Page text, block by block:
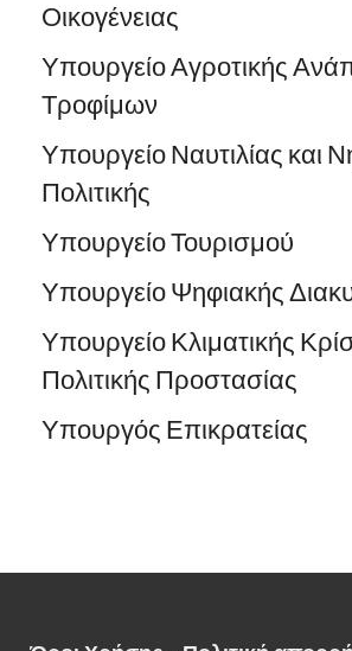
Οικογένειας
Υπουργείο Αγροτικής
Τροφίμων
Υπουργείο Ναυτιλίας και
Πολιτικής
Υπουργείο Τουρισμού
Υπουργείο Ψηφιακής
Υπουργείο Κλιματικής
Πολιτικής Προστασίας
Υπουργός Επικρατείας